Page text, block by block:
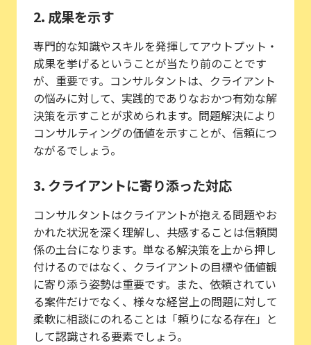
2. 成果を示す
専門的な知識やスキルを発揮してアウトプット・
成果を挙げるということが当たり前のことです
が、重要です。コンサルタントは、クライアント
の悩みに対して、実践的でありなおかつ有効な解
決策を示すことが求められます。問題解決により
コンサルティングの価値を示すことが、信頼につ
ながるでしょう。
3. クライアントに寄り添った対応
コンサルタントはクライアントが抱える問題やお
かれた状況を深く理解し、共感することは信頼関
係の土台になります。単なる解決策を上から押し
付けるのではなく、クライアントの目標や価値観
に寄り添う姿勢は重要です。また、依頼されてい
る案件だけでなく、様々な経営上の問題に対して
柔軟に相談にのれることは「頼りになる存在」と
して認識される要素でしょう。